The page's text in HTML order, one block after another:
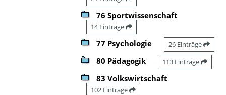
76 Sportwissenschaft
14 Einträge
77 Psychologie 26 Einträge
80 Pädagogik 113 Einträge
83 Volkswirtschaft
102 Einträge